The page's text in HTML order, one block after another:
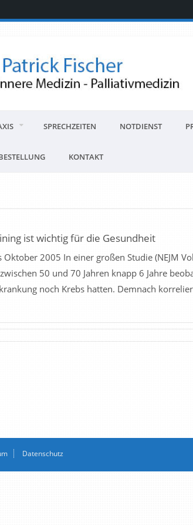
SPRECHZEITEN NOTDIENST
KONTAKT
ist wichtig für die Gesundheit
Oktober 2005 In einer großen Studie (NEJM
50 und 70 Jahren knapp 6 Jahre
noch Krebs hatten. Demnach
Datenschutz